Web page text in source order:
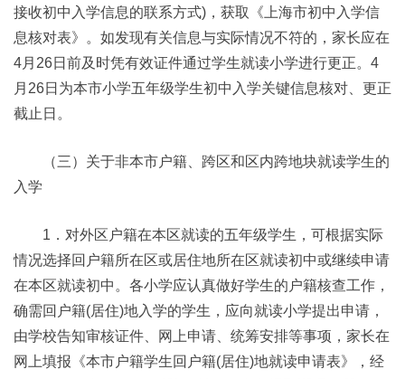
接收初中入学信息的联系方式)，获取《上海市初中入学信
息核对表》。如发现有关信息与实际情况不符的，家长应在
4月26日前及时凭有效证件通过学生就读小学进行更正。4
月26日为本市小学五年级学生初中入学关键信息核对、更正
截止日。
（三）关于非本市户籍、跨区和区内跨地块就读学生的
入学
1．对外区户籍在本区就读的五年级学生，可根据实际
情况选择回户籍所在区或居住地所在区就读初中或继续申请
在本区就读初中。各小学应认真做好学生的户籍核查工作，
确需回户籍(居住)地入学的学生，应向就读小学提出申请，
由学校告知审核证件、网上申请、统筹安排等事项，家长在
网上填报《本市户籍学生回户籍(居住)地就读申请表》，经